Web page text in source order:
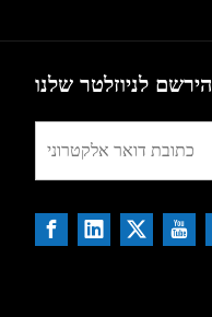
הירשם לניוזלטר שלנו